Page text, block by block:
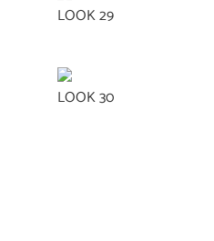
LOOK 29
LOOK 30